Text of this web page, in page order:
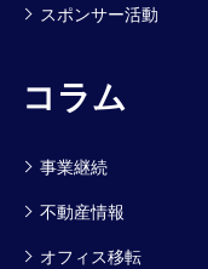
スポンサー活動
コラム
事業継続
不動産情報
オフィス移転